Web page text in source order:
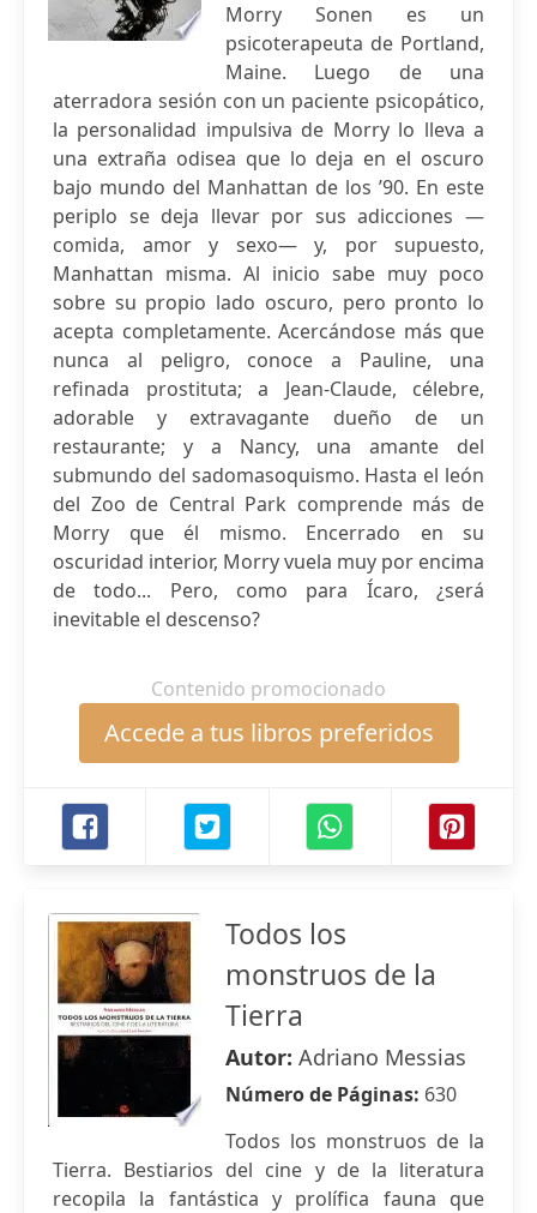
Morry Sonen es un
psicoterapeuta de Portland,
Maine. Luego de una
aterradora sesión con un paciente psicopático,
la personalidad impulsiva de Morry lo lleva a
una extraña odisea que lo deja en el oscuro
bajo mundo del Manhattan de los ’90. En este
periplo se deja llevar por sus adicciones —
comida, amor y sexo— y, por supuesto,
Manhattan misma. Al inicio sabe muy poco
sobre su propio lado oscuro, pero pronto lo
acepta completamente. Acercándose más que
nunca al peligro, conoce a Pauline, una
refinada prostituta; a Jean-Claude, célebre,
adorable y extravagante dueño de un
restaurante; y a Nancy, una amante del
submundo del sadomasoquismo. Hasta el león
del Zoo de Central Park comprende más de
Morry que él mismo. Encerrado en su
oscuridad interior, Morry vuela muy por encima
de todo... Pero, como para Ícaro, ¿será
inevitable el descenso?
Contenido promocionado
Accede a tus libros preferidos
Todos los
monstruos de la
Tierra
Autor: Adriano Messias
Número de Páginas: 630
Todos los monstruos de la
Tierra. Bestiarios del cine y de la literatura
recopila la fantástica y prolífica fauna que